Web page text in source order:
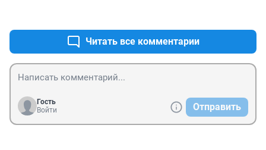
Читать все комментарии
Гость
Войти
Отправить